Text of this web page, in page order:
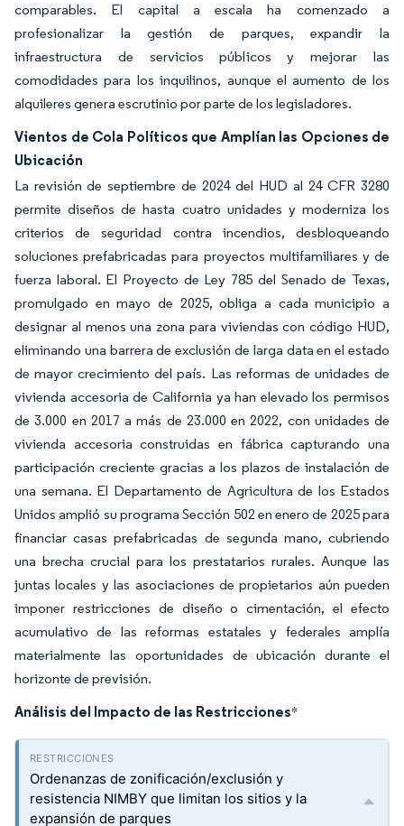
comparables. El capital a escala ha comenzado a
profesionalizar la gestión de parques, expandir la
infraestructura de servicios públicos y mejorar las
comodidades para los inquilinos, aunque el aumento de los
alquileres genera escrutinio por parte de los legisladores.
Vientos de Cola Políticos que Amplían las Opciones de
Ubicación
La revisión de septiembre de 2024 del HUD al 24 CFR 3280
permite diseños de hasta cuatro unidades y moderniza los
criterios de seguridad contra incendios, desbloqueando
soluciones prefabricadas para proyectos multifamiliares y de
fuerza laboral. El Proyecto de Ley 785 del Senado de Texas,
promulgado en mayo de 2025, obliga a cada municipio a
designar al menos una zona para viviendas con código HUD,
eliminando una barrera de exclusión de larga data en el estado
de mayor crecimiento del país. Las reformas de unidades de
vivienda accesoria de California ya han elevado los permisos
de 3.000 en 2017 a más de 23.000 en 2022, con unidades de
vivienda accesoria construidas en fábrica capturando una
participación creciente gracias a los plazos de instalación de
una semana. El Departamento de Agricultura de los Estados
Unidos amplió su programa Sección 502 en enero de 2025 para
financiar casas prefabricadas de segunda mano, cubriendo
una brecha crucial para los prestatarios rurales. Aunque las
juntas locales y las asociaciones de propietarios aún pueden
imponer restricciones de diseño o cimentación, el efecto
acumulativo de las reformas estatales y federales amplía
materialmente las oportunidades de ubicación durante el
horizonte de previsión.
Análisis del Impacto de las Restricciones*
Ordenanzas de zonificación/exclusión y
resistencia NIMBY que limitan los sitios y la
expansión de parques